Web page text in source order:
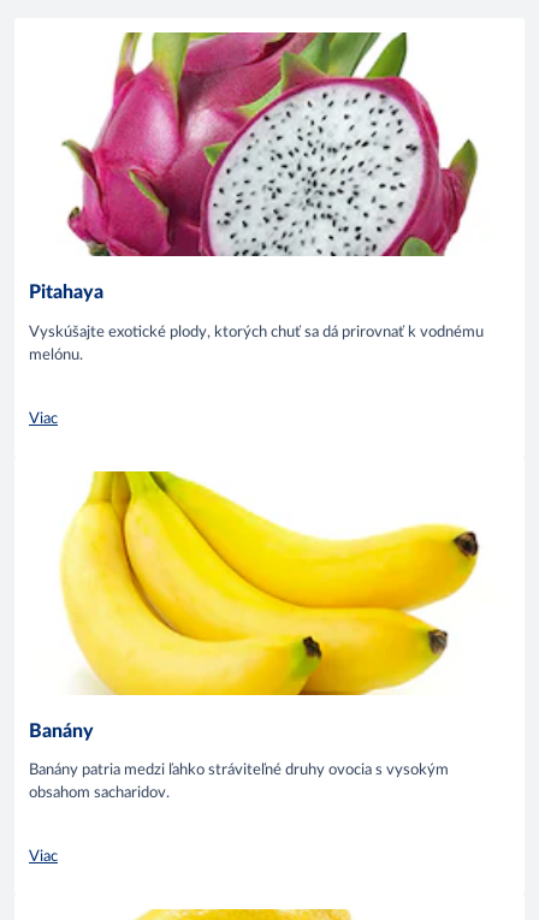
Pitahaya
Vyskúšajte exotické plody, ktorých chuť sa dá prirovnať k vodnému
melónu.
Viac
Banány
Banány patria medzi ľahko stráviteľné druhy ovocia s vysokým
obsahom sacharidov.
Viac